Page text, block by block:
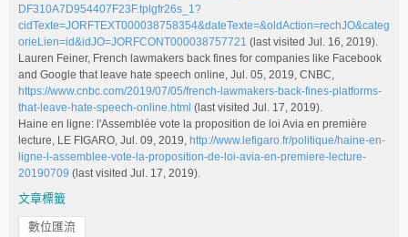
DF310A7D954407F23F.tplgfr26s_1?
cidTexte=JORFTEXT000038758354&dateTexte=&oldAction=rechJO&categ
orieLien=id&idJO=JORFCONT000038757721 (last visited Jul. 16, 2019).
Lauren Feiner, French lawmakers back fines for companies like Facebook
and Google that leave hate speech online, Jul. 05, 2019, CNBC,
https://www.cnbc.com/2019/07/05/french-lawmakers-back-fines-platforms-
that-leave-hate-speech-online.html (last visited Jul. 17, 2019).
Haine en ligne: l'Assemblée vote la proposition de loi Avia en première
lecture, LE FIGARO, Jul. 09, 2019, http://www.lefigaro.fr/politique/haine-en-
ligne-l-assemblee-vote-la-proposition-de-loi-avia-en-premiere-lecture-
20190709 (last visited Jul. 17, 2019).
文章標籤
數位匯流